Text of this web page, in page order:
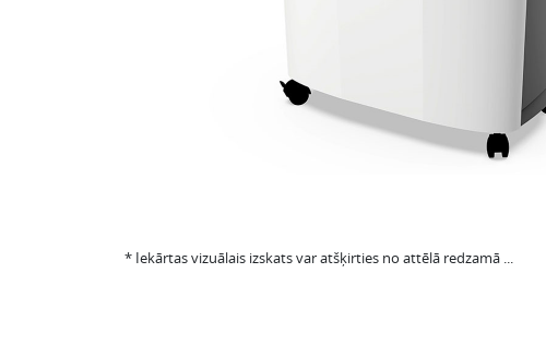
* Iekārtas vizuālais izskats var atšķirties no attēlā redzamā ...